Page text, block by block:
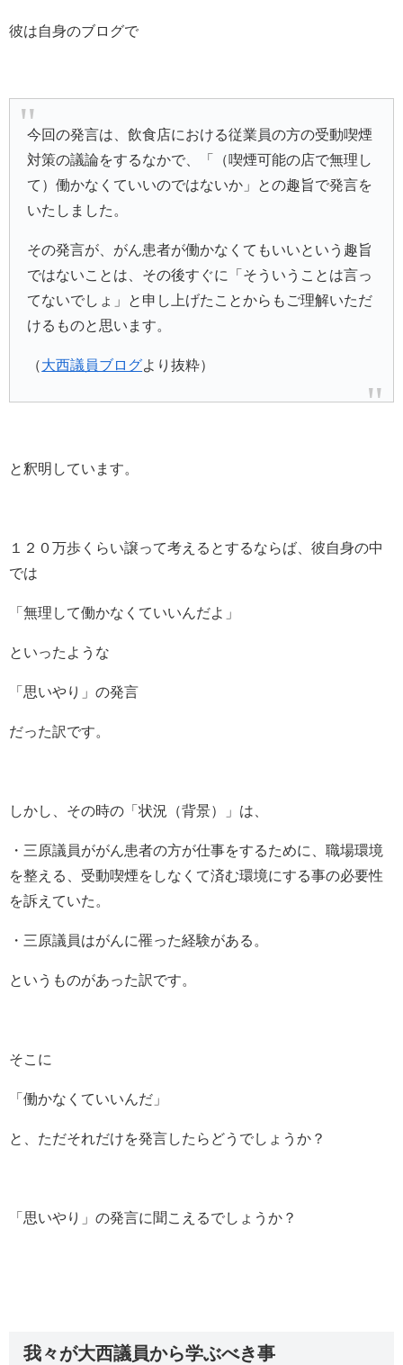
彼は自身のブログで
今回の発言は、飲食店における従業員の方の受動喫煙
対策の議論をするなかで、「（喫煙可能の店で無理し
て）働かなくていいのではないか」との趣旨で発言を
いたしました。
その発言が、がん患者が働かなくてもいいという趣旨
ではないことは、その後すぐに「そういうことは言っ
てないでしょ」と申し上げたことからもご理解いただ
けるものと思います。
（大西議員ブログより抜粋）
と釈明しています。
１２０万歩くらい譲って考えるとするならば、彼自身の中
では
「無理して働かなくていいんだよ」
といったような
「思いやり」の発言
だった訳です。
しかし、その時の「状況（背景）」は、
・三原議員ががん患者の方が仕事をするために、職場環境
を整える、受動喫煙をしなくて済む環境にする事の必要性
を訴えていた。
・三原議員はがんに罹った経験がある。
というものがあった訳です。
そこに
「働かなくていいんだ」
と、ただそれだけを発言したらどうでしょうか？
「思いやり」の発言に聞こえるでしょうか？
我々が大西議員から学ぶべき事